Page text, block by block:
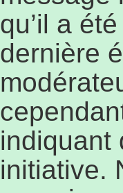
qu’il a
dernière
indiquant
initiative.